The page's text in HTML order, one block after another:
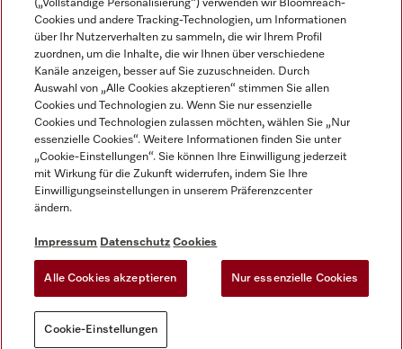
Impressum
Datenschutz
Cookie-Einstellungen
Miele auf YoutubeMiele auf Instagram
Miele auf Facebook
Miele auf LinkedInMiele auf LinkedIn
(„Vollständige Personalisierung“) verwenden wir Bloomreach-
Cookies und andere Tracking-Technologien, um Informationen
über Ihr Nutzerverhalten zu sammeln, die wir Ihrem Profil
zuordnen, um die Inhalte, die wir Ihnen über verschiedene
Kanäle anzeigen, besser auf Sie zuzuschneiden. Durch
Auswahl von „Alle Cookies akzeptieren“ stimmen Sie allen
Cookies und Technologien zu. Wenn Sie nur essenzielle
Cookies und Technologien zulassen möchten, wählen Sie „Nur
essenzielle Cookies“. Weitere Informationen finden Sie unter
„Cookie-Einstellungen“. Sie können Ihre Einwilligung jederzeit
mit Wirkung für die Zukunft widerrufen, indem Sie Ihre
Einwilligungseinstellungen in unserem Präferenzcenter
ändern.
Impressum Datenschutz Cookies
Alle Cookies akzeptieren Nur essenzielle Cookies
Cookie-Einstellungen